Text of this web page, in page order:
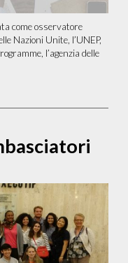
come osservatore
Nazioni Unite, l’UNEP,
l’agenzia delle